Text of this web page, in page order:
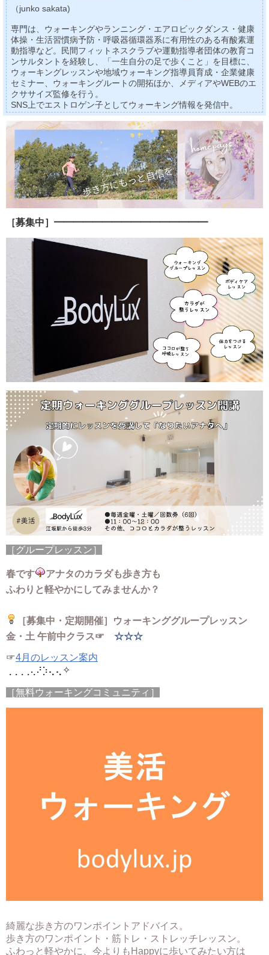
（junko sakata)
専門は、ウォーキングやランニング・エアロビックダンス・健康
体操・生活習慣病予防・呼吸器循環器系に有用性のある有酸素運
動指導など。民間フィットネスクラブや運動指導者団体の教育コ
ンサルタントを経験し、「一生自分の足で歩くこと」を目標に、
ウォーキングレッスンや地域ウォーキング指導員育成・企業健康
セミナー、ウォーキングルートの開拓ほか、メディアやWEBのエ
クササイズ監修を行う。
SNS上でエストロゲン子としてウォーキング情報を発信中。
［募集中］━━━━━━━━━━━━━━━━
［グループレッスン］
春です
アナタのカラダも歩き方も
ふわりと軽やかにしてみませんか？
［募集中・定期開催］ウォーキンググループレッスン
金・土 午前中クラス☞ ☆☆☆
☞4月のレッスン案内
⢀⢀⢀⢀⢄⠜⡱⢄⢄ ✧
［無料ウォーキングコミュニティ］
綺麗な歩き方のワンポイントアドバイス。
歩き方のワンポイント・筋トレ・ストレッチレッスン。
ふわっと軽やかに、今よりもHappyに歩いてみたい方は